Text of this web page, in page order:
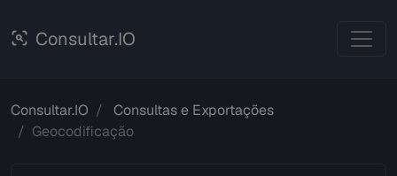
Consultar.IO
Consultar.IO
Consultas e Exportações
Geocodificação